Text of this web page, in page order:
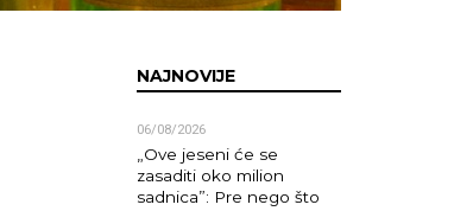
NAJNOVIJE
06/08/2026
„Ove jeseni će se
zasaditi oko milion
sadnica”: Pre nego što